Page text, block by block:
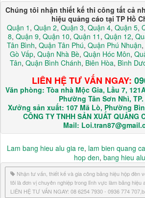
Chúng tôi nhận thiết kế thi công tất cả
hiệu quảng cáo tại TP Hồ
Quận 1 , Quận 2, Quận 3, Quận 4, Quận 5,
8, Quận 9, Quận 10, Quận 11 , Quận 12,
Tân Bình, Quận Tân Phú, Quận Phú Nhuận,
Gò Vấp, Quận Nhà Bè, Quận Hóc Môn,
Tân, Quận Bình Chánh, Biên Hòa, Bình
LIÊN HỆ TƯ VẤN NGAY:
Văn phòng: Tòa nhà Mộc Gia, Lầu 7,
Phường Tân Sơn Nhì, TP.
Xưởng sản xuất: 107 Mã Lò, Phường
CÔNG TY TNHH SẢN XUẤT QUẢNG
Mail:
Lam bang hieu alu gia re, lam bien quang
hop den, bang hieu alu
Nhận tư vấn, thiết kế và gia công bảng hiệu hộp đèn
tôi là đơn vị chuyên nghiệp trong lĩnh vực làm bảng hiệu
LIÊN HỆ TƯ VẤN NGAY: 08 6254 7930 - 0936 774